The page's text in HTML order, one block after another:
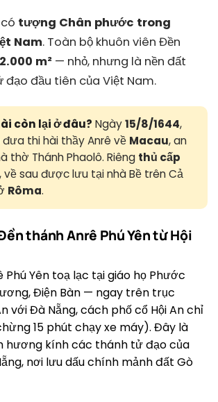
tượng Chân phước trong
Nam. Toàn bộ khuôn viên Đền
2.000 m² — nhỏ, nhưng là nền đất
đầu tiên của Việt Nam.
còn lại ở đâu? Ngày15/8/1644,
đưa thi hài thầy Anrê về Macau, an
thờ Thánh Phaolô. Riêng thủ cấp
về sau được lưu tại nhà Bề trên Cả
Rôma.
thánh Anrê Phú Yên từ Hội
Yên toạ lạc tại giáo họ Phước
Điện Bàn — ngay trên trục
với Đà Nẵng, cách phố cổ Hội An chỉ
15 phút chạy xe máy). Đây là
hương kính các thánh tử đạo của
nơi lưu dấu chính mảnh đất Gò